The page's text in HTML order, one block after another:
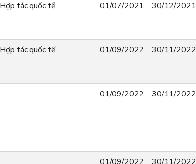
Hợp tác quốc tế 01/07/2021 30/12/2021
Hợp tác quốc tế 01/09/2022 30/11/2022
01/09/2022 30/11/2022
01/09/2022 30/11/2022